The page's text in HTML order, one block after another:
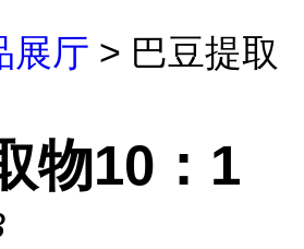
展厅 > 巴豆提取
物10：1